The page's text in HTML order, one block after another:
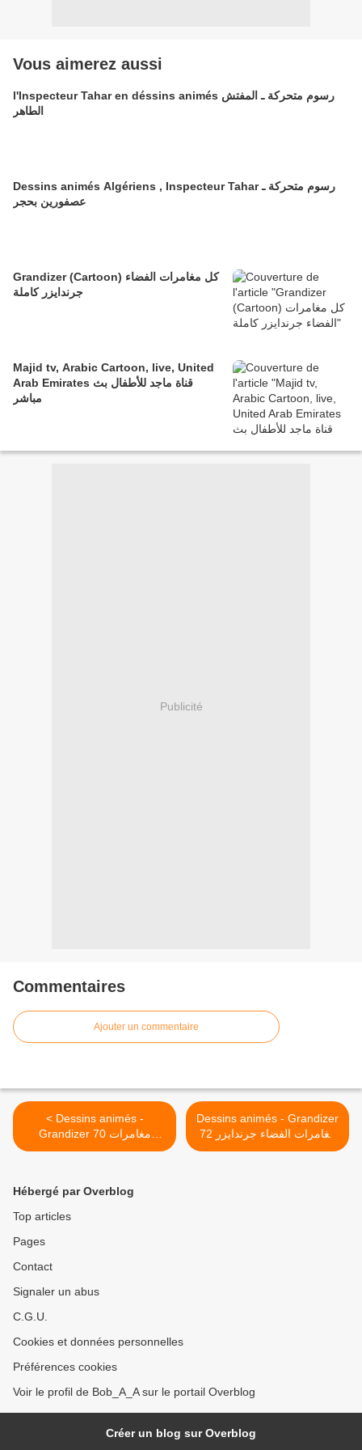
Vous aimerez aussi
l'Inspecteur Tahar en déssins animés رسوم متحركة ـ المفتش
الطاهر
Dessins animés Algériens , Inspecteur Tahar رسوم متحركة ـ
عصفورين بحجر
Grandizer (Cartoon) كل مغامرات الفضاء
جرندايزر كاملة
Majid tv, Arabic Cartoon, live, United
Arab Emirates قناة ماجد للأطفال بث
مباشر
Publicité
Commentaires
Ajouter un commentaire
< Dessins animés -
Grandizer 70 مغامرات
الفضاء جرندايزر
Dessins animés - Grandizer
72 مغامرات الفضاء جرندايزر
>
Hébergé par Overblog
Top articles
Pages
Contact
Signaler un abus
C.G.U.
Cookies et données personnelles
Préférences cookies
Voir le profil de Bob_A_A sur le portail Overblog
Créer un blog sur Overblog